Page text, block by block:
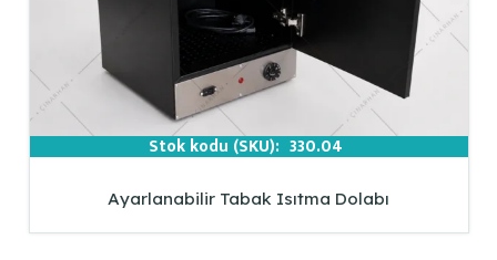
Stok kodu (SKU): 330.04
Ayarlanabilir Tabak Isıtma Dolabı